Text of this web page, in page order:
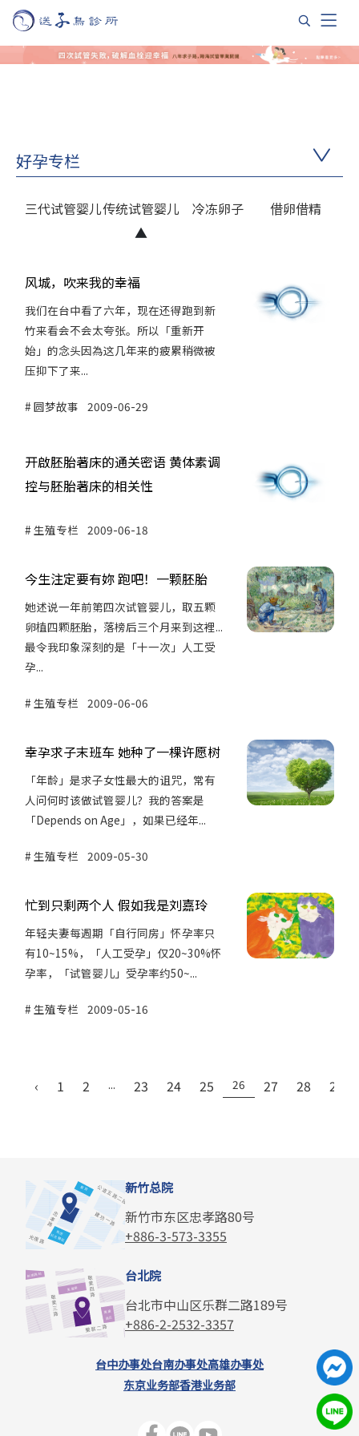
好孕专栏
三代试管婴儿传统试管婴儿 冷冻卵子 借卵借精
风城，吹来我的幸福
我们在台中看了六年，现在还得跑到新
竹来看会不会太夸张。所以「重新开
始」的念头因為这几年来的疲累稍微被
压抑下了来...
圆梦故事 2009-06-29
开啟胚胎著床的通关密语 黄体素调
控与胚胎著床的相关性
生殖专栏 2009-06-18
今生注定要有妳 跑吧！一颗胚胎
她述说一年前第四次试管婴儿，取五颗
卵植四颗胚胎，落榜后三个月来到这裡...
最令我印象深刻的是「十一次」人工受
孕...
生殖专栏 2009-06-06
幸孕求子末班车 她种了一棵许愿树
「年龄」是求子女性最大的诅咒，常有
人问何时该做试管婴儿？我的答案是
「Depends on Age」，如果已经年...
生殖专栏 2009-05-30
忙到只剩两个人 假如我是刘嘉玲
年轻夫妻每週期「自行同房」怀孕率只
有10~15%，「人工受孕」仅20~30%怀
孕率，「试管婴儿」受孕率约50~...
生殖专栏 2009-05-16
‹ 1 2 ... 23 24 25 26 27 28 29
新竹总院
新竹市东区忠孝路80号
+886-3-573-3355
台北院
台北市中山区乐群二路189号
+886-2-2532-3357
台中办事处台南办事处高雄办事处
东京业务部香港业务部